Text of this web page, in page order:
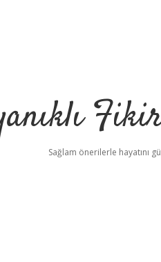
Sağlam önerilerle hayatını